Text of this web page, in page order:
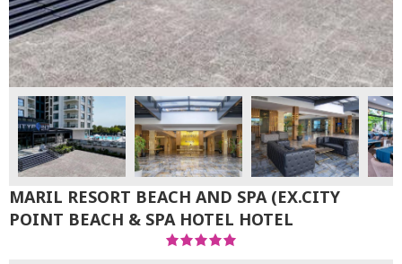
MARIL RESORT BEACH AND SPA (EX.CITY
POINT BEACH & SPA HOTEL HOTEL